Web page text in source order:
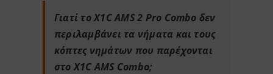
Γιατί το X1C AMS 2 Pro Combo δεν
περιλαμβάνει τα νήματα και τους
κόπτες νημάτων που παρέχονται
στο X1C AMS Combo;